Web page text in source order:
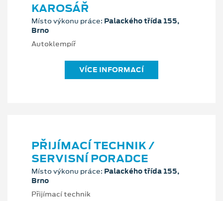
KAROSÁŘ
Místo výkonu práce: Palackého třída 155,
Brno
Autoklempíř
VÍCE INFORMACÍ
PŘIJÍMACÍ TECHNIK /
SERVISNÍ PORADCE
Místo výkonu práce: Palackého třída 155,
Brno
Přijímací technik